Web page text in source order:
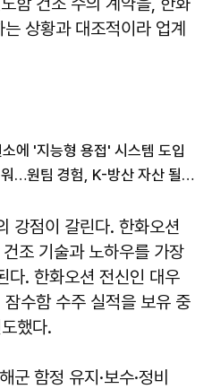
상황과 대조적이라 업계
에 '지능형 용접' 시스템 도입
HD현대重 "수주 고배 아쉬워…원팀 경험, K-방산 자산 될 것"
강점이 갈린다. 한화오션
조 기술과 노하우를 가장
다. 한화오션 전신인 대우
수함 수주 실적을 보유 중
했다.
함정 유지·보수·정비